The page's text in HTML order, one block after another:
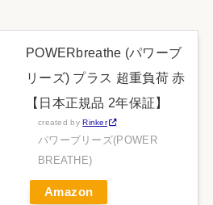
POWERbreathe (パワーブ
リーズ) プラス 超重負荷 赤
【日本正規品 2年保証】
created byRinker
パワーブリーズ(POWER
BREATHE)
Amazon